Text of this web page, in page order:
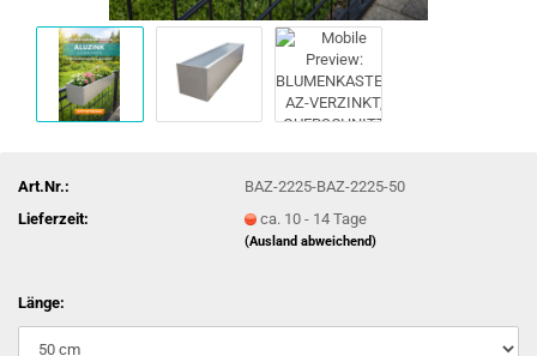
Art.Nr.:
BAZ-2225-BAZ-2225-50
Lieferzeit:
ca. 10 - 14 Tage
(Ausland abweichend)
Länge: